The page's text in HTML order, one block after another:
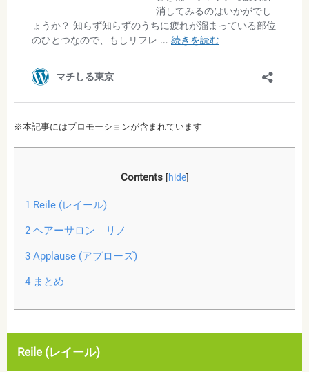
※本記事にはプロモーションが含まれています
Contents [hide]
1 Reile (レイール)
2ヘアーサロン リノ
3Applause (アプローズ)
4まとめ
Reile (レイール)